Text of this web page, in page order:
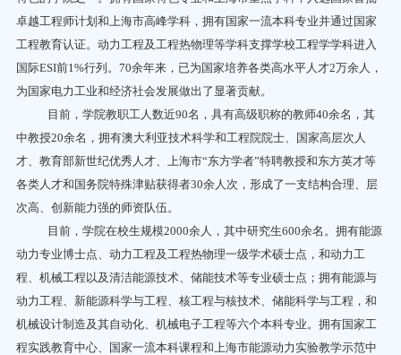
卓越工程师计划和上海市高峰学科，拥有国家一流本科专业并通过国家
工程教育认证。动力工程及工程热物理等学科支撑学校工程学学科进入
国际ESI前1%行列。 70余年来，已为国家培养各类高水平人才2万余人，
为国家电力工业和经济社会发展做出了显著贡献。
目前，学院教职工人数近90名，具有高级职称的教师40余名，其
中教授20余名，拥有澳大利亚技术科学和工程院院士、国家高层次人
才、教育部新世纪优秀人才、上海市“东方学者”特聘教授和东方英才等
各类人才和国务院特殊津贴获得者30余人次，形成了一支结构合理、层
次高、创新能力强的师资队伍。
目前，学院在校生规模2000余人，其中研究生600余名。拥有能源
动力专业博士点、动力工程及工程热物理一级学术硕士点，和动力工
程、机械工程以及清洁能源技术、储能技术等专业硕士点；拥有能源与
动力工程、 新能源科学与工程、核工程与核技术、储能科学与工程，和
机械设计制造及其自动化、机械电子工程等六个本科专业。拥有国家工
程实践教育中心、国家一流本科课程和上海市能源动力实验教学示范中